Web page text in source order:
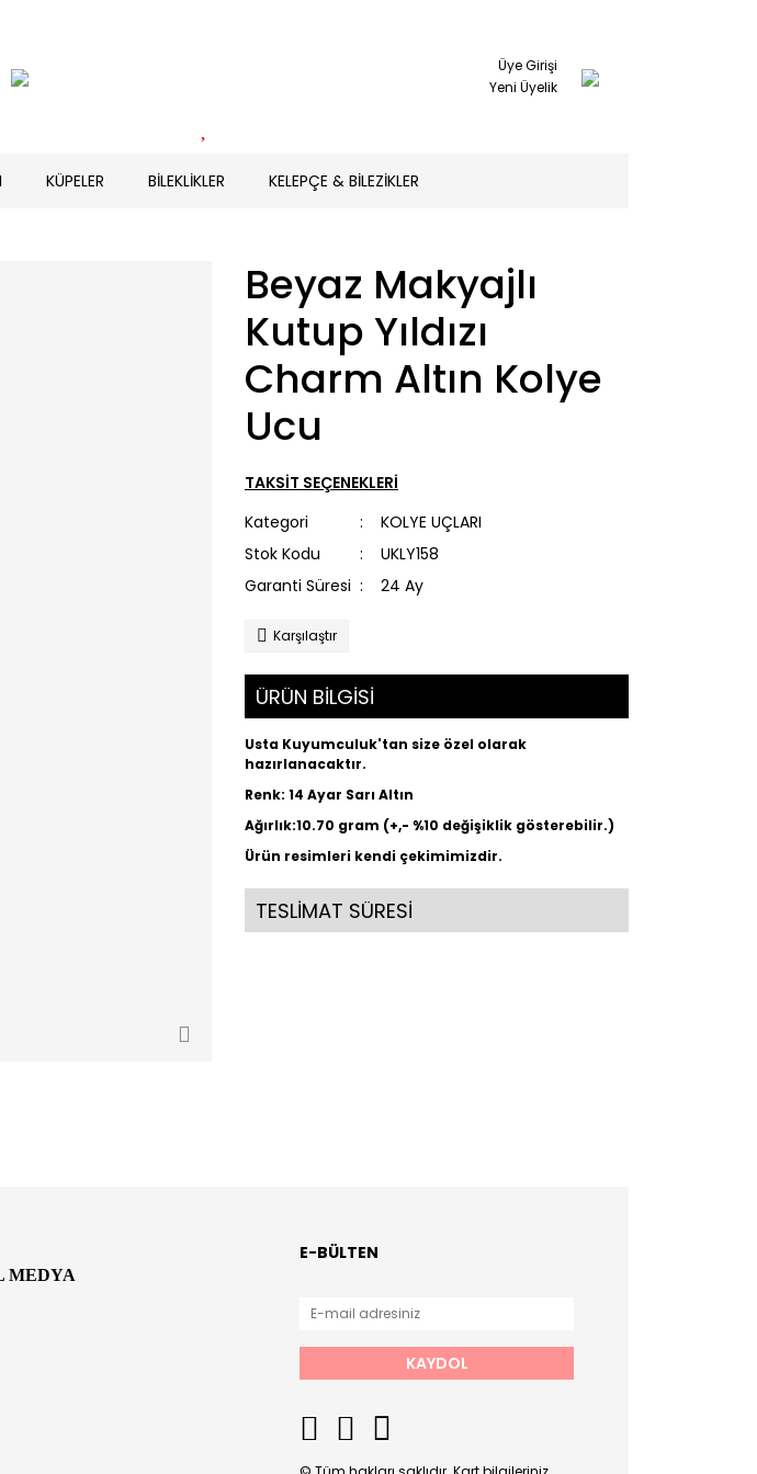
Üye Girişi
Yeni Üyelik
KÜPELER BİLEKLİKLER KELEPÇE & BİLEZİKLER
Beyaz Makyajlı
Kutup Yıldızı
Charm Altın Kolye
Ucu
TAKSİT SEÇENEKLERİ
Kategori
KOLYE UÇLARI
Stok Kodu
UKLY158
Garanti Süresi
24 Ay
Karşılaştır
ÜRÜN BİLGİSİ
Usta Kuyumculuk'tan size özel olarak
hazırlanacaktır.
Renk: 14 Ayar Sarı Altın
Ağırlık:10.70 gram (+,- %10 değişiklik gösterebilir.)
Ürün resimleri kendi çekimimizdir.
TESLİMAT SÜRESİ
MEDYA
E-BÜLTEN
KAYDOL